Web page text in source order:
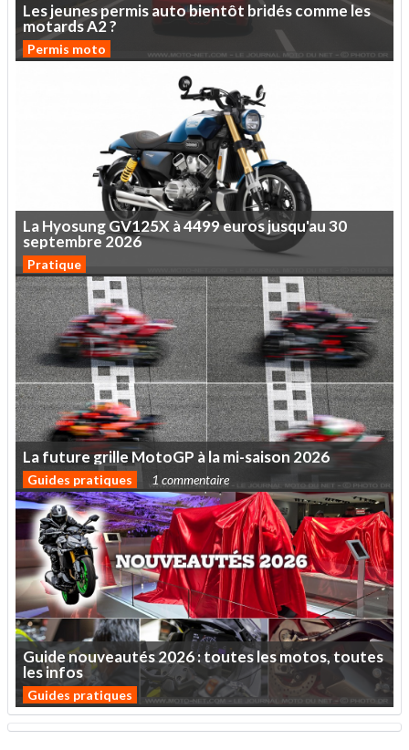
Lesjeunespermisautobientôt bridéscommeles
motardsA2?
Permis moto
LaHyosungGV125X à4499eurosjusqu'au30
septembre 2026
Pratique
Lafuturegrille MotoGP àlami-saison 2026
Guides pratiques 1 commentaire
Guidenouveautés2026:touteslesmotos,toutes
lesinfos
Guides pratiques